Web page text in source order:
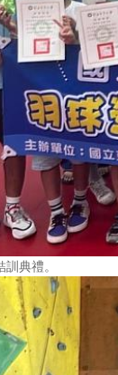
典禮。